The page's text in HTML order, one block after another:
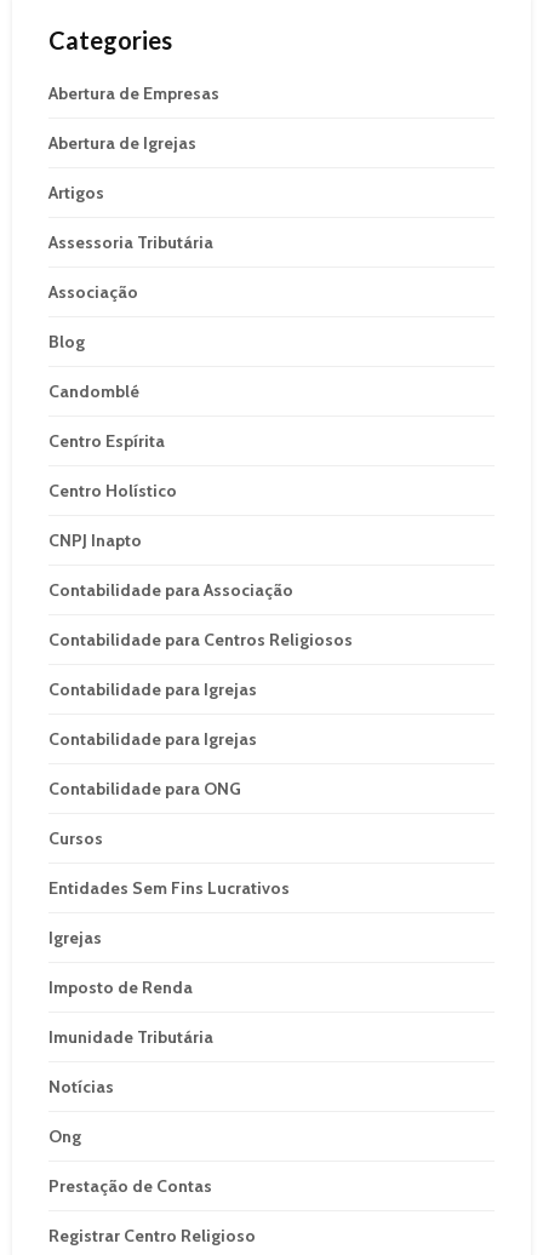
Categories
Abertura de Empresas
Abertura de Igrejas
Artigos
Assessoria Tributária
Associação
Blog
Candomblé
Centro Espírita
Centro Holístico
CNPJ Inapto
Contabilidade para Associação
Contabilidade para Centros Religiosos
Contabilidade para Igrejas
Contabilidade para Igrejas
Contabilidade para ONG
Cursos
Entidades Sem Fins Lucrativos
Igrejas
Imposto de Renda
Imunidade Tributária
Notícias
Ong
Prestação de Contas
Registrar Centro Religioso